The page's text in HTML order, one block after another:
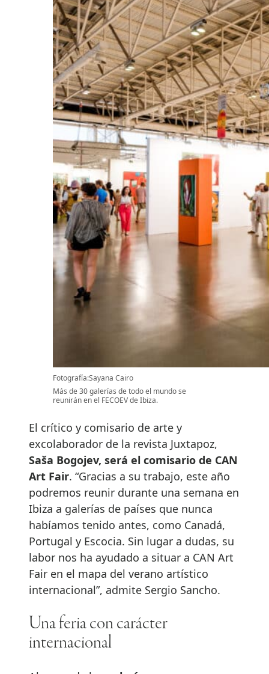
Fotografía:Sayana Cairo
Más de 30 galerías de todo el mundo se
reunirán en el FECOEV de Ibiza.
El crítico y comisario de arte y
excolaborador de la revista Juxtapoz,
Saša Bogojev, será el comisario de CAN
Art Fair. “Gracias a su trabajo, este año
podremos reunir durante una semana en
Ibiza a galerías de países que nunca
habíamos tenido antes, como Canadá,
Portugal y Escocia. Sin lugar a dudas, su
labor nos ha ayudado a situar a CAN Art
Fair en el mapa del verano artístico
internacional”, admite Sergio Sancho.
Una feria con carácter
internacional